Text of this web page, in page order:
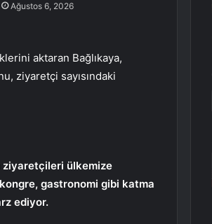
Ağustos 6, 2026
aktaran Bağlıkaya,
ziyaretçi sayısındaki
ziyaretçileri ülkemize
gastronomi gibi katma
ediyor.